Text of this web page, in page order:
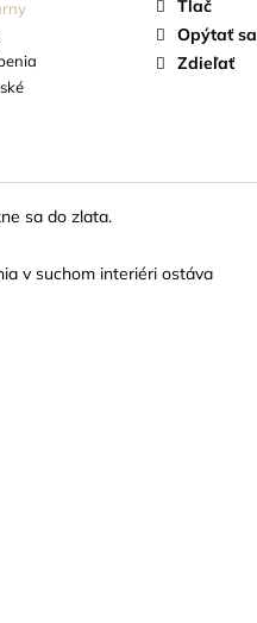
Tlač
Opýtať sa
Zdieľať
sa do zlata.
v suchom interiéri ostáva